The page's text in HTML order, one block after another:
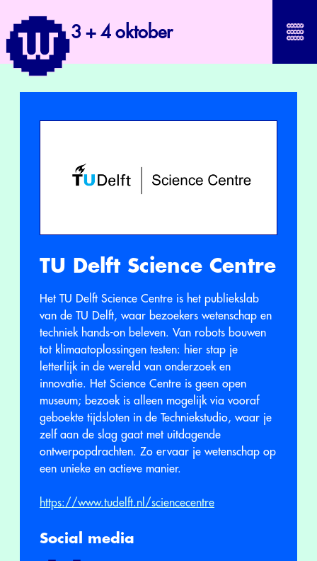
3 + 4 oktober
TU Delft Science Centre
Het TU Delft Science Centre is het publiekslab
van de TU Delft, waar bezoekers wetenschap en
techniek hands-on beleven. Van robots bouwen
tot klimaatoplossingen testen: hier stap je
letterlijk in de wereld van onderzoek en
innovatie. Het Science Centre is geen open
museum; bezoek is alleen mogelijk via vooraf
geboekte tijdsloten in de Techniekstudio, waar je
zelf aan de slag gaat met uitdagende
ontwerpopdrachten. Zo ervaar je wetenschap op
een unieke en actieve manier.
https://www.tudelft.nl/sciencecentre
Social media